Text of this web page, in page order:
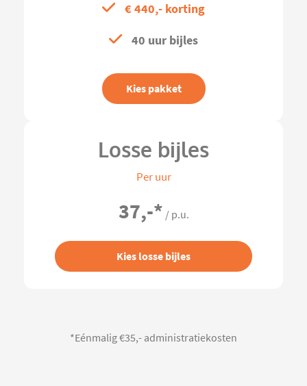
€ 440,- korting
40 uur bijles
Kies pakket
Losse bijles
Per uur
37,-* / p.u.
Kies losse bijles
*Eénmalig €35,- administratiekosten